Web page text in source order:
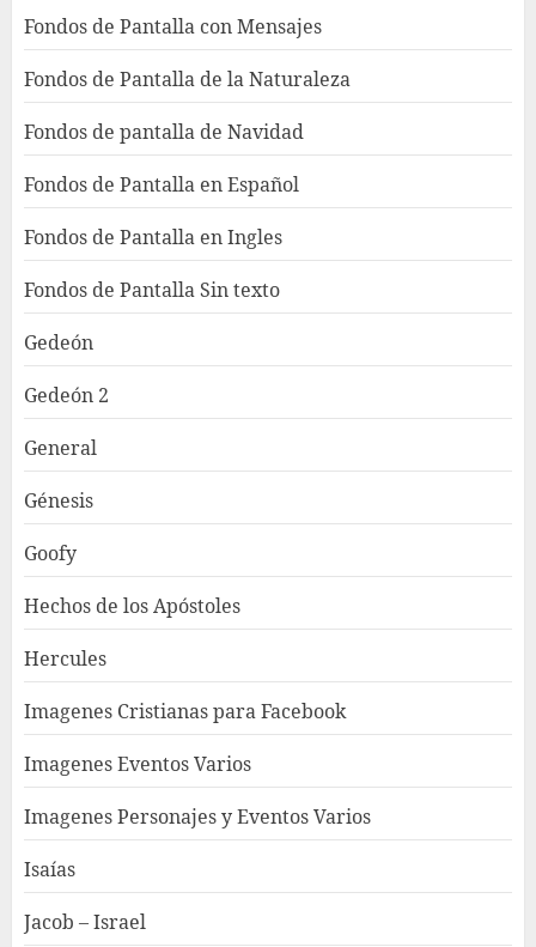
Fondos de Pantalla con Mensajes
Fondos de Pantalla de la Naturaleza
Fondos de pantalla de Navidad
Fondos de Pantalla en Español
Fondos de Pantalla en Ingles
Fondos de Pantalla Sin texto
Gedeón
Gedeón 2
General
Génesis
Goofy
Hechos de los Apóstoles
Hercules
Imagenes Cristianas para Facebook
Imagenes Eventos Varios
Imagenes Personajes y Eventos Varios
Isaías
Jacob – Israel